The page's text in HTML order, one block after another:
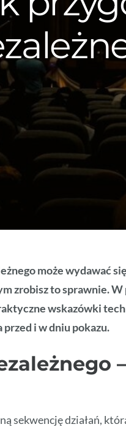
może wydawać
zrobisz to sprawnie.
wskazówki
i w dniu pokazu.
sekwencję działań,